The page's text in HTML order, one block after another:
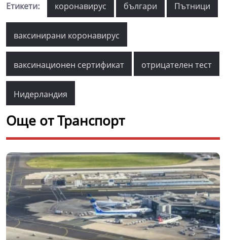
Етикети: коронавирус българи Пътници
ваксинирани коронавирус
ваксинационен сертификат отрицателен тест
Нидерландия
Още от Транспорт